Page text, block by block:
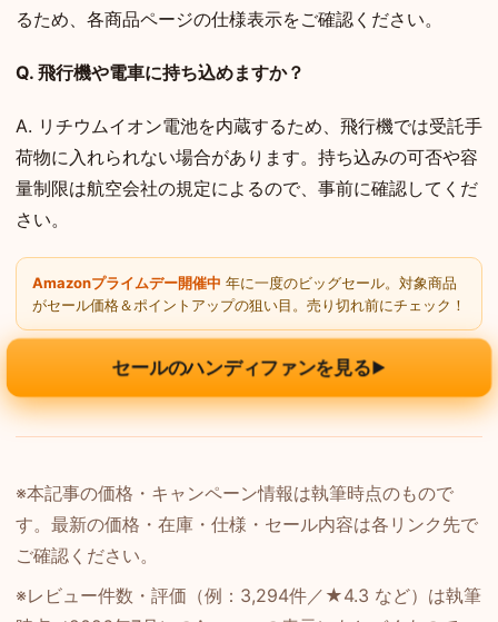
るため、各商品ページの仕様表示をご確認ください。
Q. 飛行機や電車に持ち込めますか？
A. リチウムイオン電池を内蔵するため、飛行機では受託手
荷物に入れられない場合があります。持ち込みの可否や容
量制限は航空会社の規定によるので、事前に確認してくだ
さい。
Amazonプライムデー開催中 年に一度のビッグセール。対象商品
がセール価格＆ポイントアップの狙い目。売り切れ前にチェック！
セールのハンディファンを見る▶
※本記事の価格・キャンペーン情報は執筆時点のもので
す。最新の価格・在庫・仕様・セール内容は各リンク先で
ご確認ください。
※レビュー件数・評価（例：3,294件／★4.3 など）は執筆